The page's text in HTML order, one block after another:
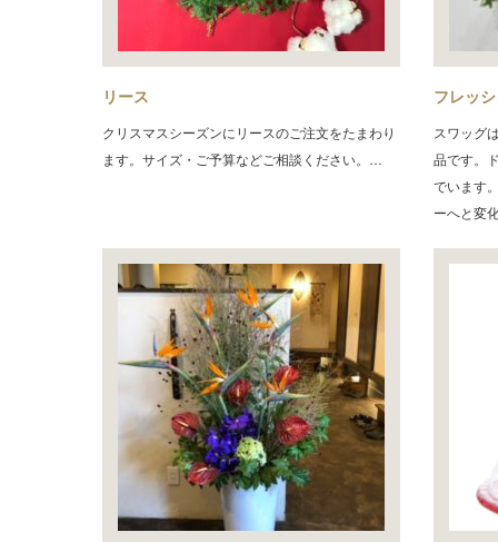
リース
クリスマスシーズンにリースのご注文をたまわり
ます。サイズ・ご予算などご相談ください。…
フレッ
スワッグ
品です。
でいます
ーへと変